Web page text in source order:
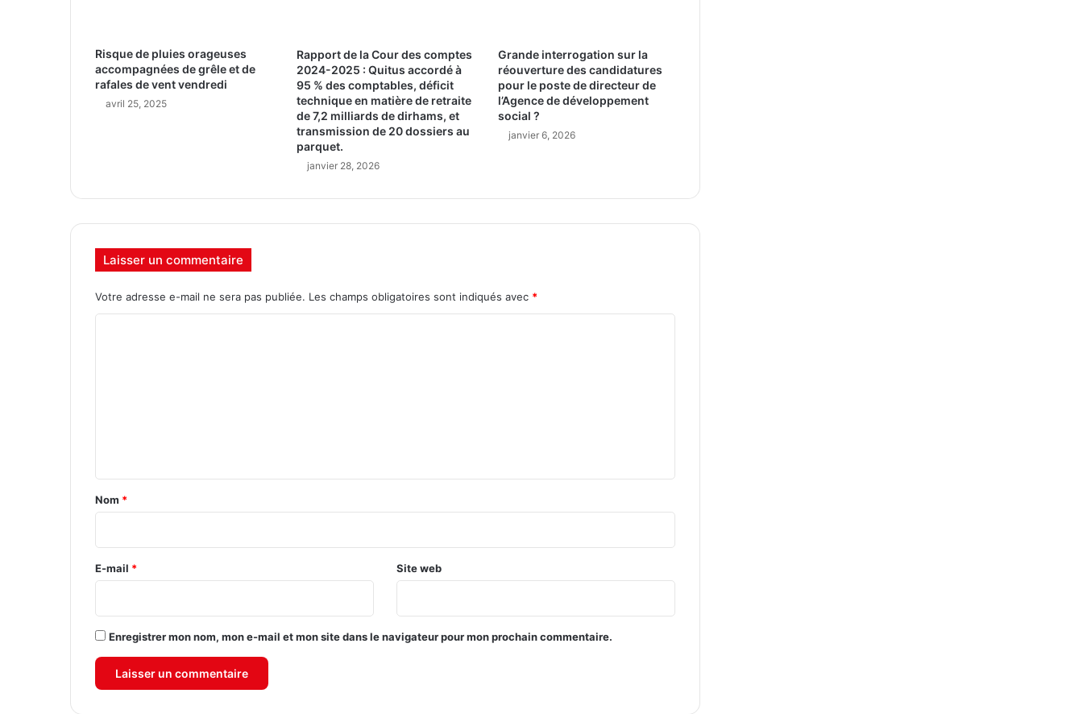
Risque de pluies orageuses
accompagnées de grêle et de
rafales de vent vendredi
avril 25, 2025
Rapport de la Cour des comptes
2024-2025 : Quitus accordé à
95 % des comptables, déficit
technique en matière de retraite
de 7,2 milliards de dirhams, et
transmission de 20 dossiers au
parquet.
janvier 28, 2026
Grande interrogation sur la
réouverture des candidatures
pour le poste de directeur de
l’Agence de développement
social ?
janvier 6, 2026
Laisser un commentaire
Votre adresse e-mail ne sera pas publiée. Les champs obligatoires sont indiqués avec *
a
r
e
Nom *
E-mail * Site web
Enregistrer mon nom, mon e-mail et mon site dans le navigateur pour mon prochain commentaire.